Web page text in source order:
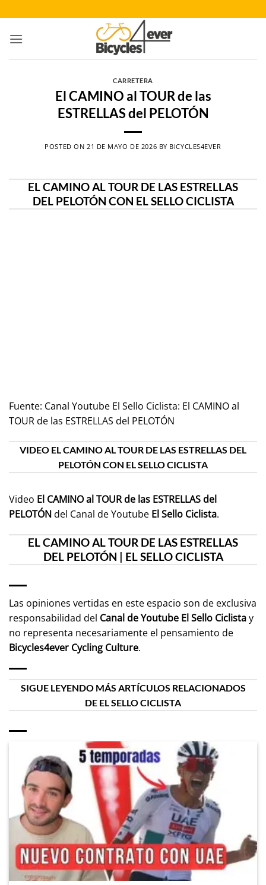
al
contenido
CARRETERA
El CAMINO al TOUR de las
ESTRELLAS del PELOTÓN
POSTED ON 21 DE MAYO DE 2026 BY BICYCLES4EVER
EL CAMINO AL TOUR DE LAS ESTRELLAS
DEL PELOTÓN CON EL SELLO CICLISTA
Fuente: Canal Youtube El Sello Ciclista: El CAMINO al
TOUR de las ESTRELLAS del PELOTÓN
VIDEO EL CAMINO AL TOUR DE LAS ESTRELLAS DEL
PELOTÓN CON EL SELLO CICLISTA
Video El CAMINO al TOUR de las ESTRELLAS del
PELOTÓNdel Canal de Youtube El Sello Ciclista.
EL CAMINO AL TOUR DE LAS ESTRELLAS
DEL PELOTÓN | EL SELLO CICLISTA
Las opiniones vertidas en este espacio son de exclusiva
responsabilidad del Canal de Youtube El Sello Ciclistay
no representa necesariamente el pensamiento de
Bicycles4ever Cycling Culture.
SIGUE LEYENDO MÁS ARTÍCULOS RELACIONADOS
DE EL SELLO CICLISTA